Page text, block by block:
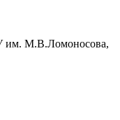
им. М.В.Ломоносова,